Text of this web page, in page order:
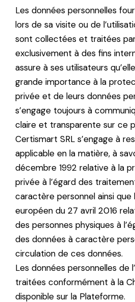
Les données personnelles
lors de sa visite ou de
sont collectées et traitées
exclusivement à des fins
assure à ses utilisateurs
grande importance à la
privée et de leurs données
s’engage toujours à
claire et transparente sur ce
Certismart SRL s’engage à
applicable en la matière, à
décembre 1992 relative à la
privée à l’égard des
caractère personnel ainsi que
européen du 27 avril 2016
des personnes physiques à
des données à caractère
circulation de ces données.
Les données personnelles de
traitées conformément à la
disponible sur la Plateforme.